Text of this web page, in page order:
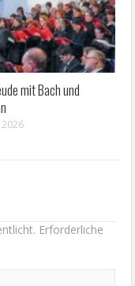
mit Bach und
Erforderliche